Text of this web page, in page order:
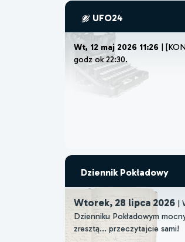
UFO24
Wt, 12 maj 2026 11:26 |
godz ok 22:30.
Dziennik Pokładowy
Wtorek, 28 lipca 2026|
Dzienniku Pokładowym
zresztą... przeczytajcie sami!